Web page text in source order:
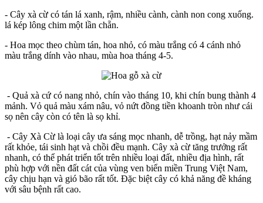
- Cây xà cừ có tán lá xanh, rậm, nhiều cành, cành non cong xuống.
lá kép lông chim một lần chẵn.
- Hoa mọc theo chùm tán, hoa nhỏ, có màu trắng có 4 cánh nhỏ
màu trắng dính vào nhau, mùa hoa tháng 4-5.
- Quả xà cứ có nang nhỏ, chín vào tháng 10, khi chín bung thành 4
mảnh. Vỏ quả màu xám nâu, vỏ nứt đồng tiền khoanh tròn như cái
sọ nên cây còn có tên là sọ khỉ.
- Cây Xà Cừ là loại cây ưa sáng mọc nhanh, dễ trồng, hạt nảy mầm
rất khỏe, tái sinh hạt và chồi đều mạnh. Cây xà cừ tăng trưởng rất
nhanh, có thể phát triển tốt trên nhiều loại đất, nhiều địa hình, rất
phù hợp với nền đất cát của vùng ven biển miền Trung Việt Nam,
cây chịu hạn và gió bão rất tốt. Đặc biệt cây có khả năng đề kháng
với sâu bệnh rất cao.